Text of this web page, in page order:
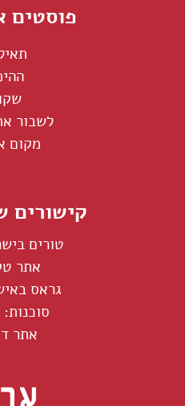
פוסטים
לשבור
מקום
קישורים
טורים
אתר
גראס
סוכנות:
אתר